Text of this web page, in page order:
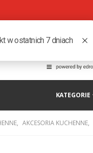
KATEGORIE
, AKCESORIA KUCHENNE,